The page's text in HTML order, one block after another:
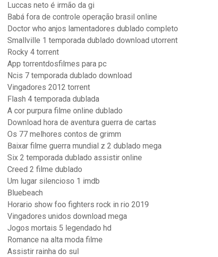
Luccas neto é irmão da gi
Babá fora de controle operação brasil online
Doctor who anjos lamentadores dublado completo
Smallville 1 temporada dublado download utorrent
Rocky 4 torrent
App torrentdosfilmes para pc
Ncis 7 temporada dublado download
Vingadores 2012 torrent
Flash 4 temporada dublada
A cor purpura filme online dublado
Download hora de aventura guerra de cartas
Os 77 melhores contos de grimm
Baixar filme guerra mundial z 2 dublado mega
Six 2 temporada dublado assistir online
Creed 2 filme dublado
Um lugar silencioso 1 imdb
Bluebeach
Horario show foo fighters rock in rio 2019
Vingadores unidos download mega
Jogos mortais 5 legendado hd
Romance na alta moda filme
Assistir rainha do sul